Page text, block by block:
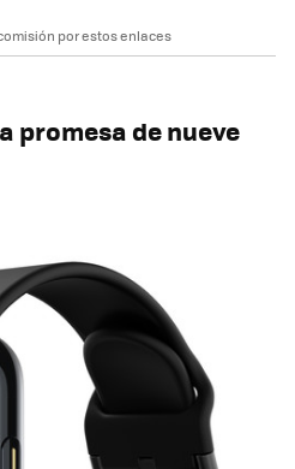
por estos enlaces
promesa de nueve